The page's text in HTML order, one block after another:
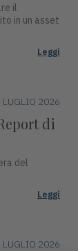
il
in un asset
Leggi
LUGLIO 2026
di
del
Leggi
LUGLIO 2026